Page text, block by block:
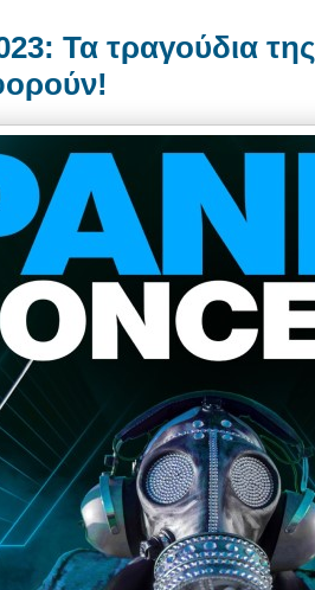
Τα τραγούδια